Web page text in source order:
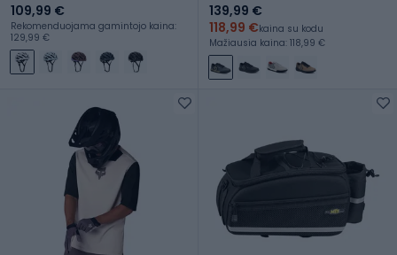
109,99 €
Rekomenduojama gamintojo kaina:
129,99 €
139,99 €
118,99 €kaina su kodu
Mažiausia kaina: 118,99 €